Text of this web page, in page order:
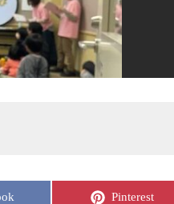
Share
Pinterest